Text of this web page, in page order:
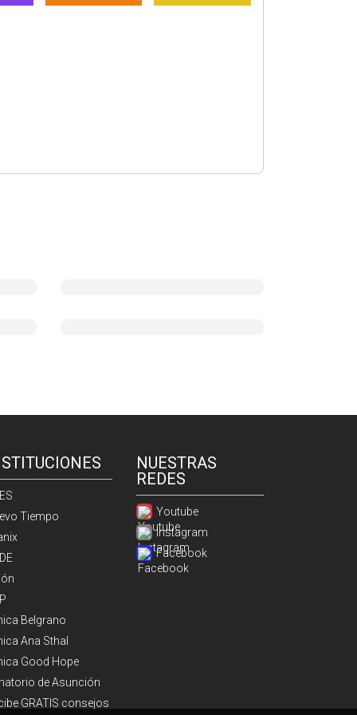
Tiempo
Belgrano
Ana Sthal
Good Hope
de Asunción
GRATIS consejos
NUESTRAS
REDES
Youtube
Instagram
Facebook